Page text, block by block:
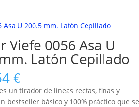
Asa U 200.5 mm. Latón Cepillado
Viefe 0056 Asa U
Latón Cepillado
€
un tirador de líneas rectas, finas y
bestseller básico y 100% práctico que se